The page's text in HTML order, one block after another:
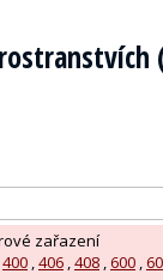
zařazení
400 ,406 ,408 , 600 ,